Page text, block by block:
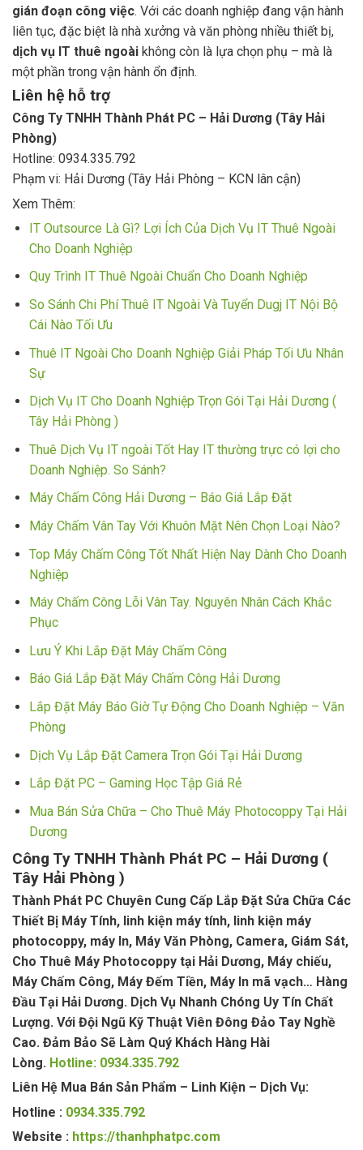
gián đoạn công việc. Với các doanh nghiệp đang vận hành
liên tục, đặc biệt là nhà xưởng và văn phòng nhiều thiết bị,
dịch vụ IT thuê ngoài không còn là lựa chọn phụ – mà là
một phần trong vận hành ổn định.
Liên hệ hỗ trợ
Công Ty TNHH Thành Phát PC – Hải Dương (Tây Hải
Phòng)
Hotline: 0934.335.792
Phạm vi: Hải Dương (Tây Hải Phòng – KCN lân cận)
Xem Thêm:
IT Outsource Là Gì? Lợi Ích Của Dịch Vụ IT Thuê Ngoài
Cho Doanh Nghiệp
Quy Trình IT Thuê Ngoài Chuẩn Cho Doanh Nghiệp
So Sánh Chi Phí Thuê IT Ngoài Và Tuyển Dugj IT Nội Bộ
Cái Nào Tối Ưu
Thuê IT Ngoài Cho Doanh Nghiệp Giải Pháp Tối Ưu Nhân
Sự
Dịch Vụ IT Cho Doanh Nghiệp Trọn Gói Tại Hải Dương (
Tây Hải Phòng )
Thuê Dịch Vụ IT ngoài Tốt Hay IT thường trực có lợi cho
Doanh Nghiệp. So Sánh?
Máy Chấm Công Hải Dương – Báo Giá Lắp Đặt
Máy Chấm Vân Tay Với Khuôn Mặt Nên Chọn Loại Nào?
Top Máy Chấm Công Tốt Nhất Hiện Nay Dành Cho Doanh
Nghiệp
Máy Chấm Công Lỗi Vân Tay. Nguyên Nhân Cách Khắc
Phục
Lưu Ý Khi Lắp Đặt Máy Chấm Công
Báo Giá Lắp Đặt Máy Chấm Công Hải Dương
Lắp Đặt Máy Báo Giờ Tự Động Cho Doanh Nghiệp – Văn
Phòng
Dịch Vụ Lắp Đặt Camera Trọn Gói Tại Hải Dương
Lắp Đặt PC – Gaming Học Tập Giá Rẻ
Mua Bán Sửa Chữa – Cho Thuê Máy Photocoppy Tại Hải
Dương
Công Ty TNHH Thành Phát PC – Hải Dương (
Tây Hải Phòng )
Thành Phát PC Chuyên Cung Cấp Lắp Đặt Sửa Chữa Các
Thiết Bị Máy Tính, linh kiện máy tính, linh kiện máy
photocoppy, máy In, Máy Văn Phòng, Camera, Giám Sát,
Cho Thuê Máy Photocoppy tại Hải Dương, Máy chiếu,
Máy Chấm Công, Máy Đếm Tiền, Máy In mã vạch… Hàng
Đầu Tại Hải Dương. Dịch Vụ Nhanh Chóng Uy Tín Chất
Lượng. Với Đội Ngũ Kỹ Thuật Viên Đông Đảo Tay Nghề
Cao. Đảm Bảo Sẽ Làm Quý Khách Hàng Hài
Lòng. Hotline: 0934.335.792
Liên Hệ Mua Bán Sản Phẩm – Linh Kiện – Dịch Vụ:
Hotline : 0934.335.792
Website : https://thanhphatpc.com